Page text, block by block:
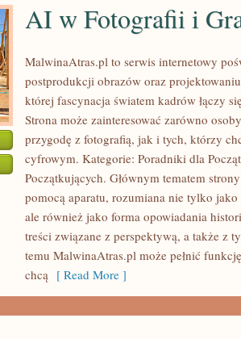
AI w Fotografii i
MalwinaAtras.pl to serwis internetowy
postprodukcji obrazów oraz
której fascynacja światem kadrów łączy
Strona może zainteresować zarówno
przygodę z fotografią, jak i tych, którzy
cyfrowym. Kategorie: Poradniki dla
Początkujących. Głównym tematem
pomocą aparatu, rozumiana nie tylko
ale również jako forma opowiadania
treści związane z perspektywą, a także z
temu MalwinaAtras.pl może pełnić
chcą [ Read More ]